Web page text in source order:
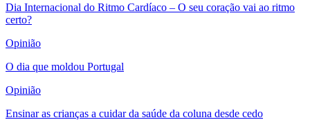
Dia Internacional do Ritmo Cardíaco – O seu coração vai ao ritmo
certo?
Opinião
O dia que moldou Portugal
Opinião
Ensinar as crianças a cuidar da saúde da coluna desde cedo